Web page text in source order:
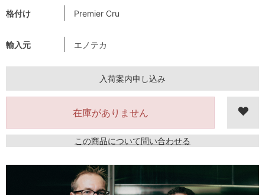
格付け Premier Cru
輸入元 エノテカ
入荷案内申し込み
在庫がありません
この商品について問い合わせる